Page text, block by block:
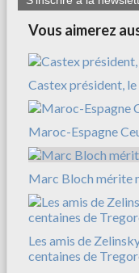
Vous aimerez
Castex président,
Maroc-Espagne
Marc Bloch mérite
Les amis de
centaines de